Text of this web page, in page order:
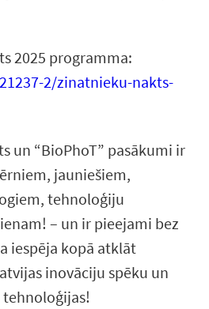
2025 programma:
2/zinatnieku-nakts-
un “BioPhoT” pasākumi ir
jauniešiem,
tehnoloģiju
– un ir pieejami bez
iespēja kopā atklāt
inovāciju spēku un